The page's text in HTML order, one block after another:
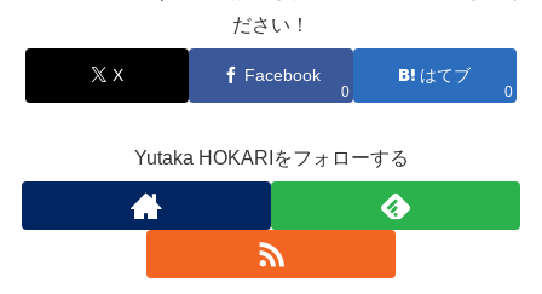
ださい！
X Facebook
0
はてブ
0
Yutaka HOKARIをフォローする